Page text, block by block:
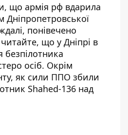
що армія рф вдарила
понівечено
що у Дніпрі в
безпілотника
осіб. Окрім
як сили ППО збили
Shahed-136 над